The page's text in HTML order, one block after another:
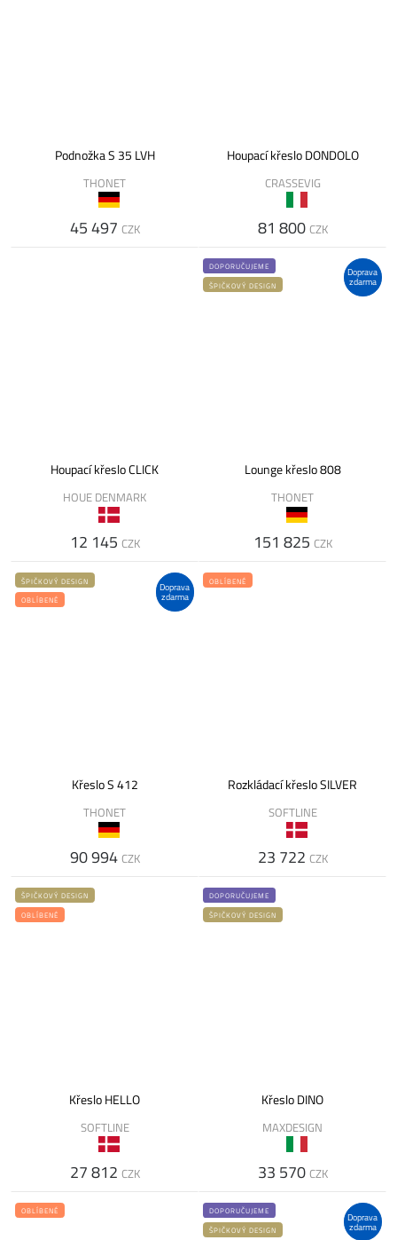
Podnožka S 35 LVH
THONET
45 497 CZK
Houpací křeslo DONDOLO
CRASSEVIG
81 800 CZK
Houpací křeslo CLICK
HOUE DENMARK
12 145 CZK
Doprava
zdarma
DOPORUČUJEME
ŠPIČKOVÝ DESIGN
Lounge křeslo 808
THONET
151 825 CZK
Doprava
zdarma
ŠPIČKOVÝ DESIGN
OBLÍBENÉ
Křeslo S 412
THONET
90 994 CZK
OBLÍBENÉ
Rozkládací křeslo SILVER
SOFTLINE
23 722 CZK
ŠPIČKOVÝ DESIGN
OBLÍBENÉ
Křeslo HELLO
SOFTLINE
27 812 CZK
DOPORUČUJEME
ŠPIČKOVÝ DESIGN
Křeslo DINO
MAXDESIGN
33 570 CZK
OBLÍBENÉ Doprava
zdarma
DOPORUČUJEME
ŠPIČKOVÝ DESIGN